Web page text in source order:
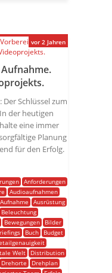
Schlüssel zum
der heutigen
eine immer
Planung
für den Erfolg.
Anforderungen
Audioaufnahmen
Aufnahme
Ausrüstung
Beleuchtung
Bewegungen
Bilder
Buch
Budget
Welt
Distribution
Drehorte
Drehplan
vor 2 Jahren